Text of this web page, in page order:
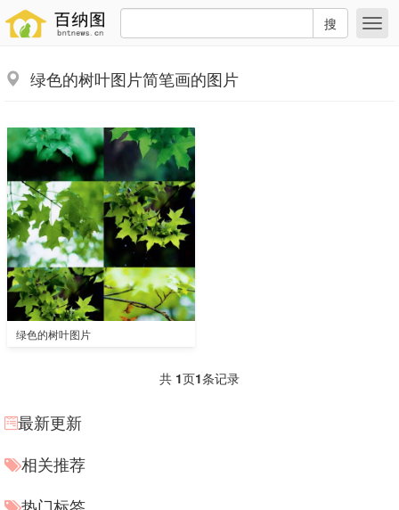
搜
绿色的树叶图片简笔画的图片
绿色的树叶图片
共 1页1条记录
最新更新
相关推荐